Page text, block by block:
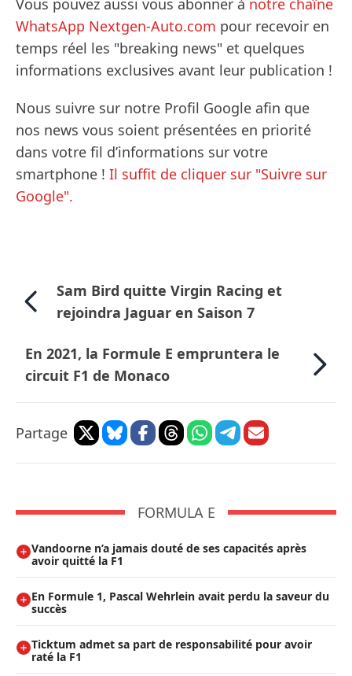
Vous pouvez aussi vous abonner à notre chaîne
WhatsApp Nextgen-Auto.com pour recevoir en
temps réel les "breaking news" et quelques
informations exclusives avant leur publication !
Nous suivre sur notre Profil Google afin que
nos news vous soient présentées en priorité
dans votre fil d’informations sur votre
smartphone ! Il suffit de cliquer sur "Suivre sur
Google".
Sam Bird quitte Virgin Racing et
rejoindra Jaguar en Saison 7
En 2021, la Formule E empruntera le
circuit F1 de Monaco
Partage
FORMULA E
Vandoorne n’a jamais douté de ses capacités après
avoir quitté la F1
En Formule 1, Pascal Wehrlein avait perdu la saveur du
succès
Ticktum admet sa part de responsabilité pour avoir
raté la F1